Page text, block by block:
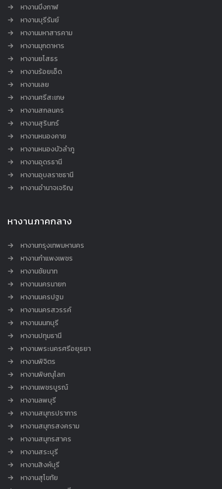
หางานบึงกาฬ
หางานบุรีรัมย์
หางานมหาสารคาม
หางานมุกดาหาร
หางานยโสธร
หางานร้อยเอ็ด
หางานเลย
หางานศรีสะเกษ
หางานสกลนคร
หางานสุรินทร์
หางานหนองคาย
หางานหนองบัวลำภู
หางานอุดรธานี
หางานอุบลราชธานี
หางานอำนาจเจริญ
หางานภาคกลาง
หางานกรุงเทพมหานคร
หางานกำแพงเพชร
หางานชัยนาท
หางานนครนายก
หางานนครปฐม
หางานนครสวรรค์
หางานนนทบุรี
หางานปทุมธานี
หางานพระนครศรีอยุธยา
หางานพิจิตร
หางานพิษณุโลก
หางานเพชรบูรณ์
หางานลพบุรี
หางานสมุทรปราการ
หางานสมุทรสงคราม
หางานสมุทรสาคร
หางานสระบุรี
หางานสิงห์บุรี
หางานสุโขทัย